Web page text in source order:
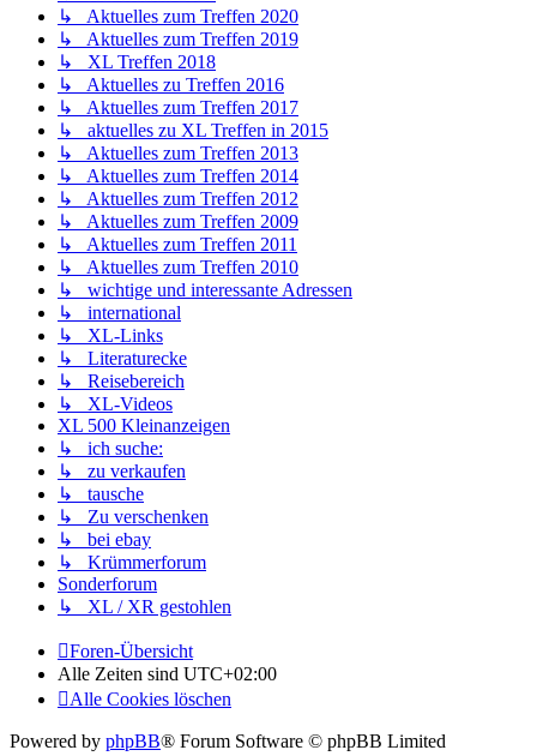
↳ Aktuelles zum Treffen 2020
↳ Aktuelles zum Treffen 2019
↳ XL Treffen 2018
↳ Aktuelles zu Treffen 2016
↳ Aktuelles zum Treffen 2017
↳ aktuelles zu XL Treffen in 2015
↳ Aktuelles zum Treffen 2013
↳ Aktuelles zum Treffen 2014
↳ Aktuelles zum Treffen 2012
↳ Aktuelles zum Treffen 2009
↳ Aktuelles zum Treffen 2011
↳ Aktuelles zum Treffen 2010
↳ wichtige und interessante Adressen
↳ international
↳ XL-Links
↳ Literaturecke
↳ Reisebereich
↳ XL-Videos
XL 500 Kleinanzeigen
↳ ich suche:
↳ zu verkaufen
↳ tausche
↳ Zu verschenken
↳ bei ebay
↳ Krümmerforum
Sonderforum
↳ XL / XR gestohlen
Foren-Übersicht
Alle Zeiten sind UTC+02:00
Alle Cookies löschen
Powered by phpBB® Forum Software © phpBB Limited